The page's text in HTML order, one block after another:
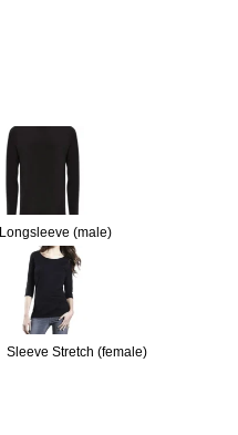
Longsleeve (male)
Sleeve Stretch (female)